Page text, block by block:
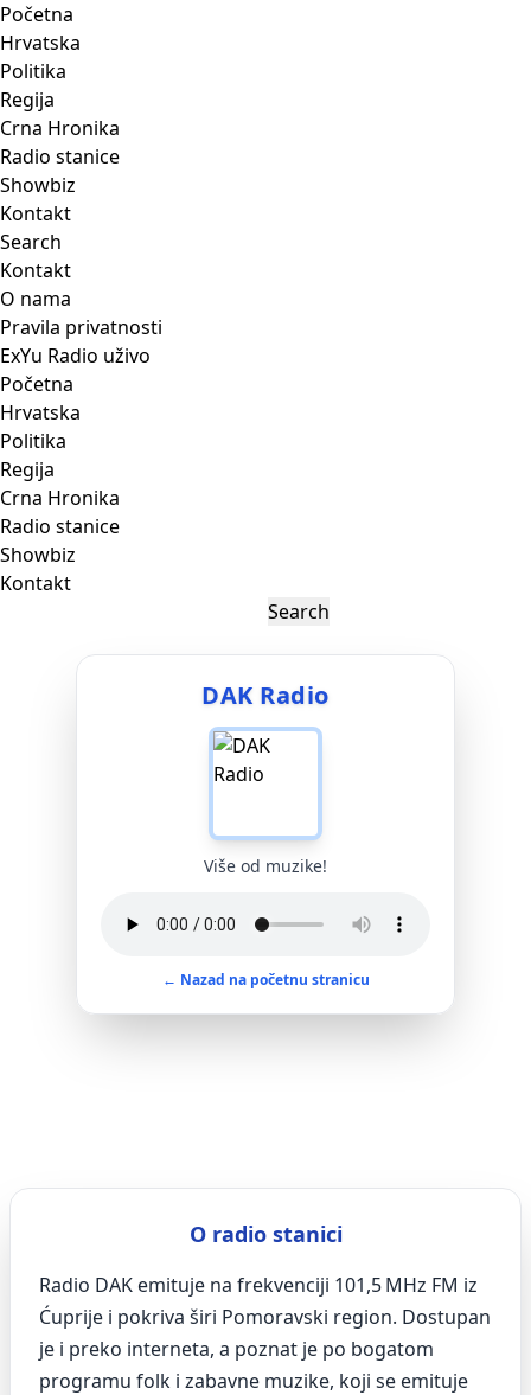
Početna
Hrvatska
Politika
Regija
Crna Hronika
Radio stanice
Showbiz
Kontakt
Search
Kontakt
O nama
Pravila privatnosti
ExYu Radio uživo
Početna
Hrvatska
Politika
Regija
Crna Hronika
Radio stanice
Showbiz
Kontakt
DAK Radio
Više od muzike!
← Nazad na početnu stranicu
O radio stanici
Radio DAK emituje na frekvenciji 101,5 MHz FM iz
Ćuprije i pokriva širi Pomoravski region. Dostupan
je i preko interneta, a poznat je po bogatom
programu folk i zabavne muzike, koji se emituje